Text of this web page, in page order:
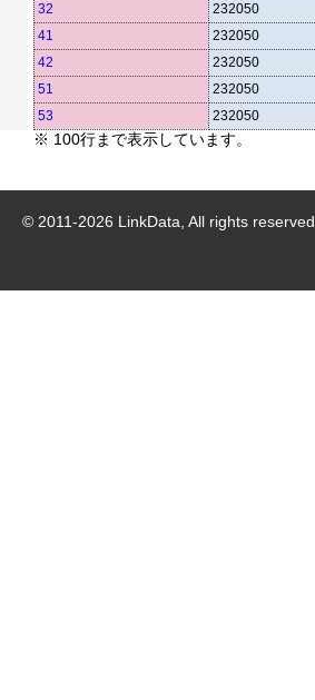
32
232050
41
232050
42
232050
51
232050
53
232050
※ 100行まで表示しています。
© 2011-2026 LinkData, All rights reserved.